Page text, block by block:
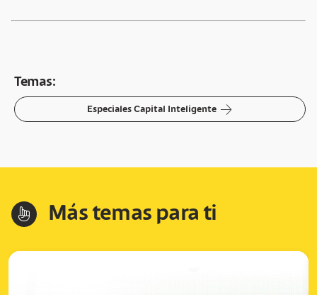
Temas:
Especiales Capital Inteligente arrow-right
hand-index Más temas para ti